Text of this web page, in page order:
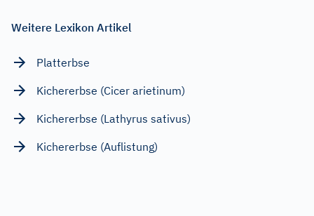
Weitere Lexikon Artikel
Platterbse
Kichererbse (Cicer arietinum)
Kichererbse (Lathyrus sativus)
Kichererbse (Auflistung)